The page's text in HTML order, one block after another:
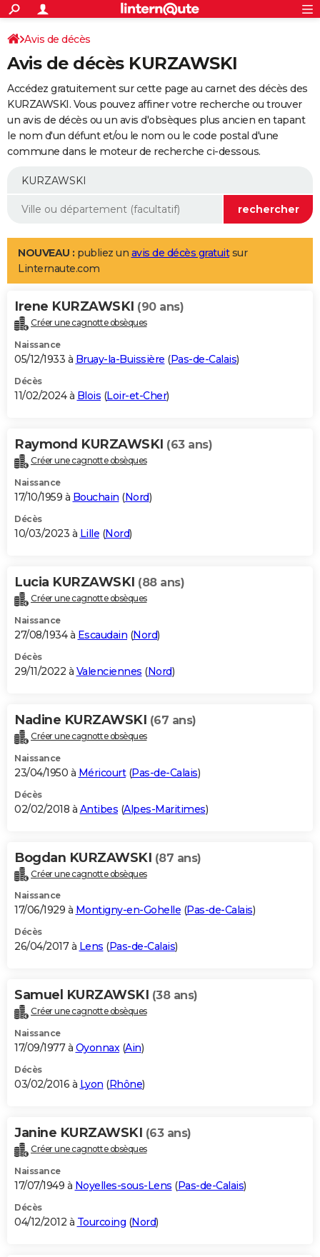
ACTUALITÉS
Politique
Société
Faits Divers
Education
Monde
Villes
+
SPORT
Coupe du monde 2026
Football
Tennis
Cyclisme
Rugby
Forum
Programme TV
TNT
Streaming
Cinéma
Sorties cinéma
Musique
+
FINANCE
Impôts
Immobilier
Risques naturels par ville
Banque
Assurance
Crédit
AUTO
Essais
Réserver un essai
Citadines
Berlines
SUV
Forum auto
+
Mobiles
Meilleur smartphone
Internet
Ordinateurs
Jeux vidéo
Guide high-tech
Aménagement intérieur
LIFESTYLE
Art de vivre
Bien-être
Loisirs
Mode
Modes de vie
Alimentation
Guide de la santé
Maladies
Médicaments
Sommeil
VOYAGE
Destinations
City break
Voyage nature
Voyage de noces
Forum
Climat
+PHOTO
GUIDES D'ACHAT
BONS PLANS
Carte de Noël
Carte Bonne année
Carte Saint-Valentin
Carte Pâques
Carte d'anniversaire
DICTIONNAIRE
Dictionnaire
Biographies
Citations
Expressions
Proverbes
PROGRAMME TV
S'inscrire
Se connecter
Lycées
Collèges
Primaires
Universités
Entreprises
Service militaire
Avis de recherche
AVIS DE DÉCÈS
Bricolage
Lifestyle
Culture
Sport
Auto
Television
Voyage
Cinema
Avis de décès
Avis de décès KURZAWSKI
Accédez gratuitement sur cette page au carnet des décès des
KURZAWSKI. Vous pouvez affiner votre recherche ou trouver
un avis de décès ou un avis d'obsèques plus ancien en tapant
le nom d'un défunt et/ou le nom ou le code postal d'une
commune dans le moteur de recherche ci-dessous.
NOUVEAU : publiez un avis de décès gratuitsur
Linternaute.com
Irene KURZAWSKI (90 ans)
Créer une cagnotte obsèques
Naissance
05/12/1933 à Bruay-la-Buissière (Pas-de-Calais)
Décès
11/02/2024 à Blois (Loir-et-Cher)
Raymond KURZAWSKI (63 ans)
Créer une cagnotte obsèques
Naissance
17/10/1959 à Bouchain (Nord)
Décès
10/03/2023 à Lille (Nord)
Lucia KURZAWSKI (88 ans)
Créer une cagnotte obsèques
Naissance
27/08/1934 à Escaudain (Nord)
Décès
29/11/2022 à Valenciennes (Nord)
Nadine KURZAWSKI (67 ans)
Créer une cagnotte obsèques
Naissance
23/04/1950 à Méricourt(Pas-de-Calais)
Décès
02/02/2018 à Antibes (Alpes-Maritimes)
Bogdan KURZAWSKI (87 ans)
Créer une cagnotte obsèques
Naissance
17/06/1929 à Montigny-en-Gohelle (Pas-de-Calais)
Décès
26/04/2017 à Lens (Pas-de-Calais)
Samuel KURZAWSKI (38 ans)
Créer une cagnotte obsèques
Naissance
17/09/1977 à Oyonnax(Ain)
Décès
03/02/2016 à Lyon (Rhône)
Janine KURZAWSKI (63 ans)
Créer une cagnotte obsèques
Naissance
17/07/1949 à Noyelles-sous-Lens (Pas-de-Calais)
Décès
04/12/2012 à Tourcoing (Nord)